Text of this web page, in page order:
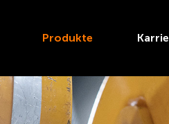
Produkte